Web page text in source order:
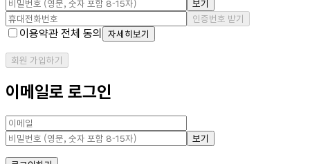
보기
인증번호 받기
이용약관 전체 동의 자세히보기
회원 가입하기
이메일로 로그인
보기